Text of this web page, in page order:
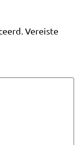
Vereiste